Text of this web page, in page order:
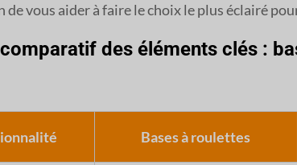
de vous aider à faire le choix le plus éclairé
des éléments clés :
Bases à roulettes